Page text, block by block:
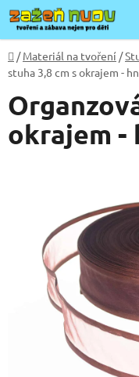
Přejít
na
obsah
Domů
/ Materiál na tvoření /
stuha 3,8 cm s okrajem -
okrajem -